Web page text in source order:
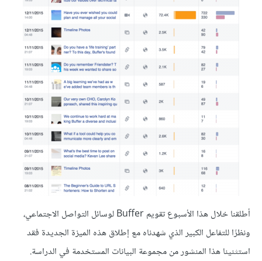
أطلقنا خلال هذا الأسبوع تقويم Buffer لوسائل التواصل الاجتماعي،
ونظرًا للتفاعل الكبير الذي شهدناه مع إطلاق هذه الميزة الجديدة فقد
استثنينا هذا المنشور من مجموعة البيانات المستخدمة في الدراسة.